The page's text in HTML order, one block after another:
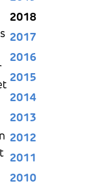
2018
2017
2016
2015
2014
2013
2012
2011
2010